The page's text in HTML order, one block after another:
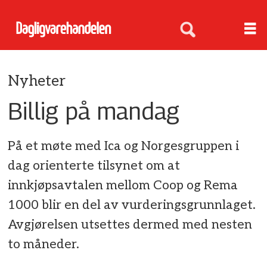
Nyheter
Billig på mandag
På et møte med Ica og Norgesgruppen i
dag orienterte tilsynet om at
innkjøpsavtalen mellom Coop og Rema
1000 blir en del av vurderingsgrunnlaget.
Avgjørelsen utsettes dermed med nesten
to måneder.